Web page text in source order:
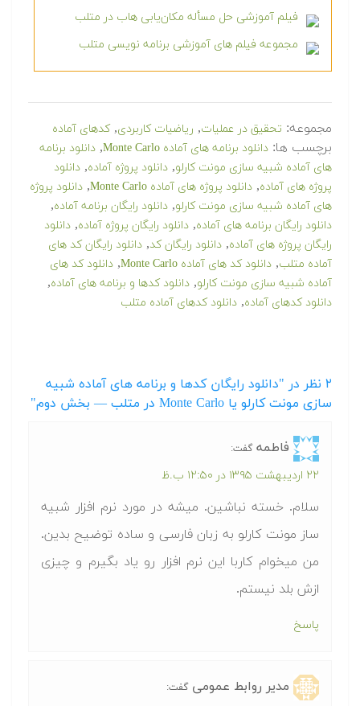
فیلم آموزشی حل مسأله مکان‌یابی هاب در متلب
مجموعه فیلم های آموزشی برنامه نویسی متلب
مجموعه: تحقیق در عملیات, ریاضیات کاربردی,کدهای آماده
برچسب ها: دانلود برنامه های آماده Monte Carlo , دانلود برنامه
های آماده شبیه سازی مونت کارلو, دانلود پروژه آماده, دانلود
پروژه های آماده, دانلود پروژه های آماده Monte Carlo , دانلود پروژه
های آماده شبیه سازی مونت کارلو, دانلود رایگان برنامه آماده,
دانلود رایگان برنامه های آماده, دانلود رایگان پروژه آماده, دانلود
رایگان پروژه های آماده, دانلود رایگان کد, دانلود رایگان کد های
آماده متلب, دانلود کد های آماده Monte Carlo , دانلود کد های
آماده شبیه سازی مونت کارلو, دانلود کدها و برنامه های آماده,
دانلود کدهای آماده, دانلود کدهای آماده متلب
۲ نظر در "دانلود رایگان کدها و برنامه های آماده شبیه
سازی مونت کارلو یا Monte Carlo در متلب‬‬ — بخش دوم"
فاطمه گفت:
۲۲ اردیبهشت ۱۳۹۵ در ۱۲:۵۰ ب.ظ
سلام. خسته نباشین. میشه در مورد نرم افزار شبیه
ساز مونت کارلو به زبان فارسی و ساده توضیح بدین.
من میخوام کاربا این نرم افزار رو یاد بگیرم و چیزی
ازش بلد نیستم.
پاسخ
مدیر روابط عمومی گفت: